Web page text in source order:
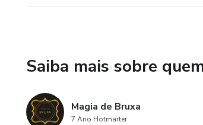
Saiba mais sobre
Magia de Bruxa
7 Ano Hotmarter